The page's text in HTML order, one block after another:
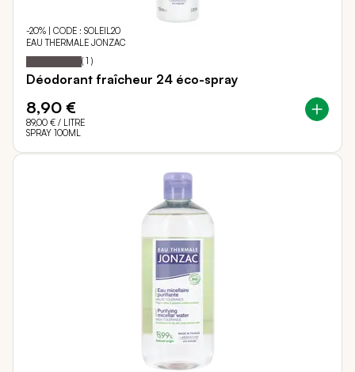
-20% | CODE : SOLEIL20
EAU THERMALE JONZAC
Notation: 100
% of
( 1 )
Déodorant fraîcheur 24 éco-spray
8,90 €
89,00 € / LITRE
SPRAY 100ML